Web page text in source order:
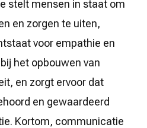
stelt mensen in staat om
en zorgen te uiten,
voor empathie en
het opbouwen van
en zorgt ervoor dat
en gewaardeerd
Kortom, communicatie